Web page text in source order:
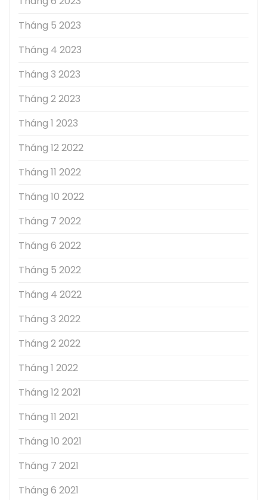
Tháng 5 2023
Tháng 4 2023
Tháng 3 2023
Tháng 2 2023
Tháng 1 2023
Tháng 12 2022
Tháng 11 2022
Tháng 10 2022
Tháng 7 2022
Tháng 6 2022
Tháng 5 2022
Tháng 4 2022
Tháng 3 2022
Tháng 2 2022
Tháng 1 2022
Tháng 12 2021
Tháng 11 2021
Tháng 10 2021
Tháng 7 2021
Tháng 6 2021